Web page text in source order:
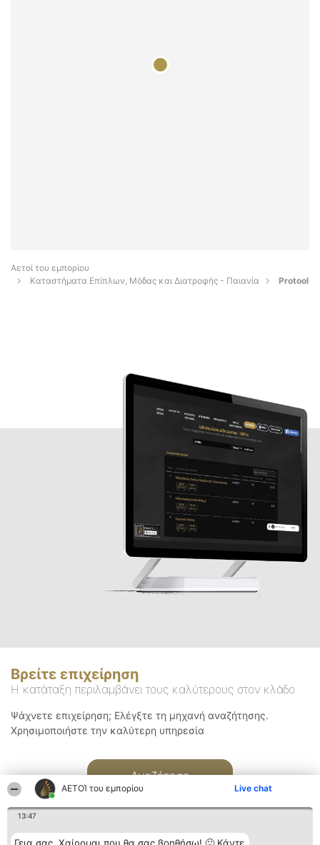
ΑΕΤΟΊ του εμπορίου Live chat
13:47
Αετοί του εμπορίου
Καταστήματα Επίπλων, Μόδας και Διατροφής - Παιανία
Protool
Βρείτε επιχείρηση
Η κατάταξη περιλαμβάνει τους καλύτερους στον κλάδο
Ψάχνετε επιχείρηση; Ελέγξτε τη μηχανή αναζήτησης.
Χρησιμοποιήστε την καλύτερη υπηρεσία
Αναζήτηση